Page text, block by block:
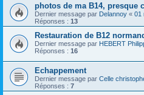
photos de ma B14, presque
Dernier message par Delannoy « 01
Réponses : 13
Restauration de B12
Dernier message par HEBERT
Réponses : 16
Echappement
Dernier message par Celle
Réponses : 7